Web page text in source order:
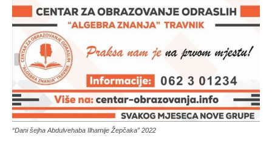
“Dani šejha Abdulvehaba Ilhamije Žepčaka” 2022